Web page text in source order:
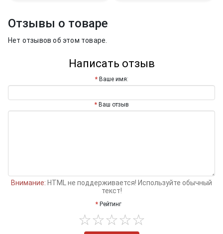
Отзывы о товаре
Нет отзывов об этом товаре.
Написать отзыв
Ваше имя:
Ваш отзыв
Внимание: HTML не поддерживается! Используйте обычный
текст!
Рейтинг